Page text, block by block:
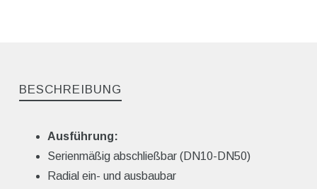
BESCHREIBUNG
Ausführung:
Serienmäßig abschließbar (DN10-DN50)
Radial ein- und ausbaubar